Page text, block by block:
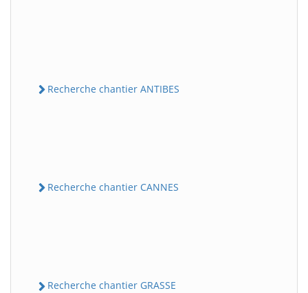
Recherche chantier ANTIBES
Recherche chantier CANNES
Recherche chantier GRASSE